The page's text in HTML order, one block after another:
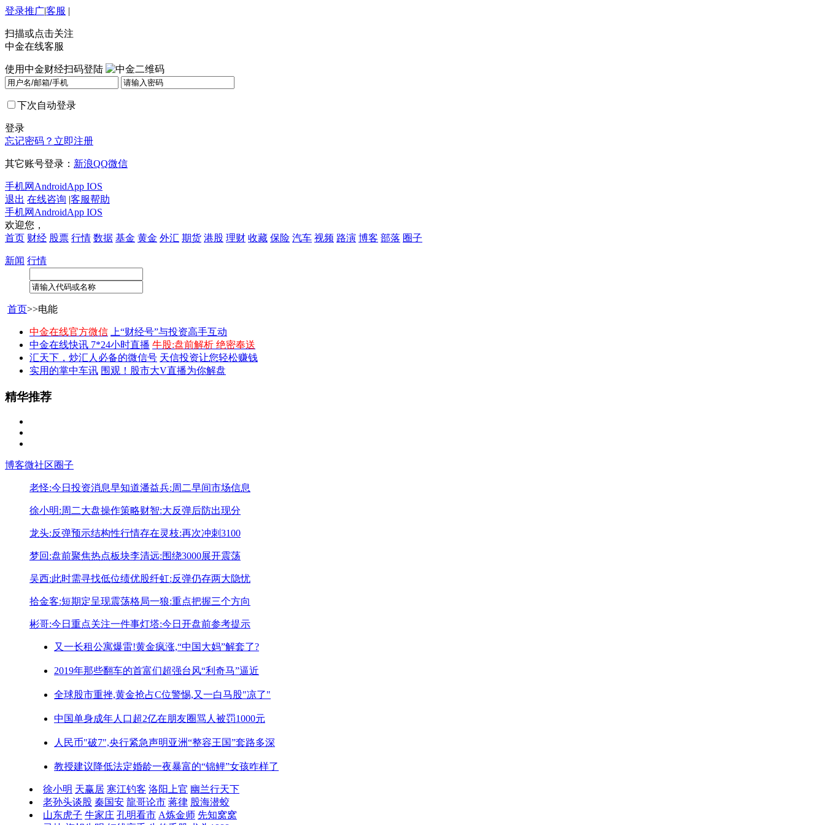
登录推广|客服 |
扫描或点击关注
中金在线客服
使用中金财经扫码登陆
下次自动登录
登录
忘记密码？ 立即注册
其它账号登录： 新浪QQ微信
手机网 AndroidApp IOS
退出 在线咨询 |客服帮助
手机网 AndroidApp IOS
欢迎您，
首页 财经 股票 行情 数据 基金 黄金 外汇 期货 港股 理财 收藏 保险 汽车 视频 路演 博客 部落 圈子
新闻 行情
首页>>电能
中金在线官方微信
上“财经号”与投资高手互动
中金在线快讯 7*24小时直播 牛股:盘前解析 绝密奉送
汇天下，炒汇人必备的微信号 天信投资让您轻松赚钱
实用的掌中车讯 围观！股市大V直播为你解盘
精华推荐
博客微社区圈子
老怪:今日投资消息早知道潘益兵:周二早间市场信息
徐小明:周二大盘操作策略财智:大反弹后防出现分
龙头:反弹预示结构性行情存在灵枝:再次冲刺3100
梦回:盘前聚焦热点板块李清远:围绕3000展开震荡
吴西:此时需寻找低位绩优股纤虹:反弹仍存两大隐忧
拾金客:短期定呈现震荡格局一狼:重点把握三个方向
彬哥:今日重点关注一件事灯塔:今日开盘前参考提示
又一长租公寓爆雷!黄金疯涨,“中国大妈”解套了?
2019年那些翻车的首富们超强台风“利奇马”逼近
全球股市重挫,黄金抢占C位警惕,又一白马股"凉了"
中国单身成年人口超2亿在朋友圈骂人被罚1000元
人民币"破7",央行紧急声明亚洲“整容王国”套路多深
教授建议降低法定婚龄一夜暴富的“锦鲤”女孩咋样了
徐小明 天赢居 寒江钓客 洛阳上官 幽兰行天下
老孙头谈股 秦国安 龍哥论市 蒋律 股海潜蛟
山东虎子 牛家庄 孔明看市 A炼金师 先知窝窝